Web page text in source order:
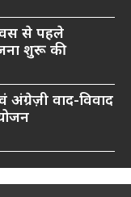
से पहले
शुरू की
वाद-विवाद